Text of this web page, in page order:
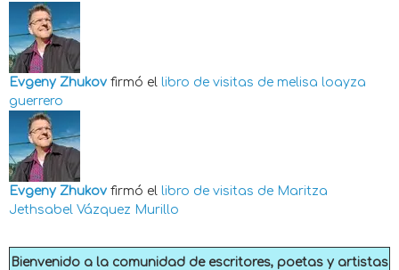
Evgeny Zhukov firmó el libro de visitas de melisa loayza
guerrero
Evgeny Zhukov firmó el libro de visitas de Maritza
Jethsabel Vázquez Murillo
Bienvenido a la comunidad de escritores, poetas y artistas